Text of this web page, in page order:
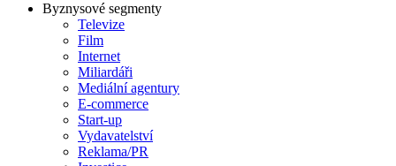
Byznysové segmenty
Televize
Film
Internet
Miliardáři
Mediální agentury
E-commerce
Start-up
Vydavatelství
Reklama/PR